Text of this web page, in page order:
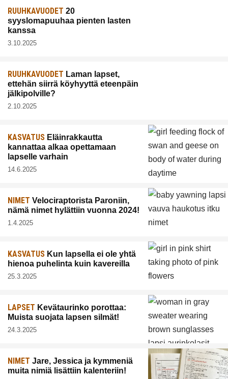
RUUHKAVUODET 20
syyslomapuuhaa pienten lasten
kanssa
3.10.2025
RUUHKAVUODET Laman lapset,
ettehän siirrä köyhyyttä eteenpäin
jälkipolville?
2.10.2025
KASVATUS Eläinrakkautta
kannattaa alkaa opettamaan
lapselle varhain
14.6.2025
NIMET Velociraptorista Paroniin,
nämä nimet hylättiin vuonna 2024!
1.4.2025
KASVATUS Kun lapsella ei ole yhtä
hienoa puhelinta kuin kavereilla
25.3.2025
LAPSET Kevätaurinko porottaa:
Muista suojata lapsen silmät!
24.3.2025
NIMET Jare, Jessica ja kymmeniä
muita nimiä lisättiin kalenteriin!